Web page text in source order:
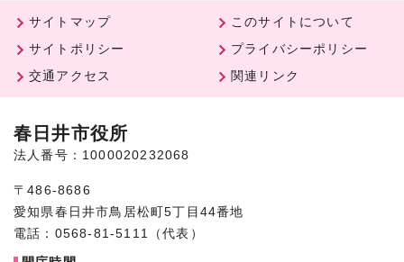
サイトマップ
このサイトについて
サイトポリシー
プライバシーポリシー
交通アクセス
関連リンク
春日井市役所
法人番号：1000020232068
〒486-8686
愛知県春日井市鳥居松町5丁目44番地
電話：0568-81-5111（代表）